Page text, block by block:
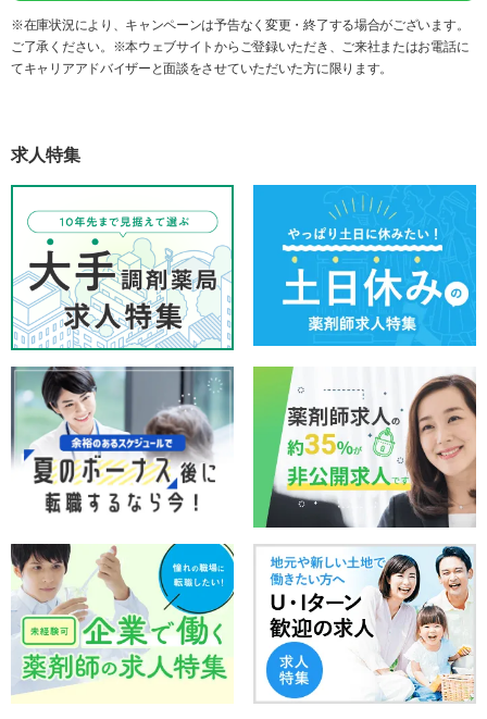
※在庫状況により、キャンペーンは予告なく変更・終了する場合がございます。
ご了承ください。※本ウェブサイトからご登録いただき、ご来社またはお電話に
てキャリアアドバイザーと面談をさせていただいた方に限ります。
求人特集